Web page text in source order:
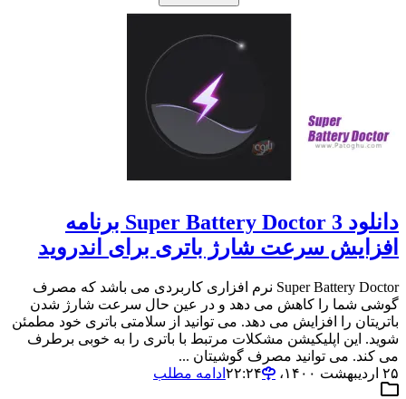
دانلود 3 Super Battery Doctor برنامه
افزایش سرعت شارژ باتری برای اندروید
Super Battery Doctor نرم افزاری کاربردی می باشد که مصرف
گوشی شما را کاهش می دهد و در عین حال سرعت شارژ شدن
باتریتان را افزایش می دهد. می توانید از سلامتی باتری خود مطمئن
شوید. این اپلیکیشن مشکلات مرتبط با باتری را به خوبی برطرف
می کند. می توانید مصرف گوشیتان ...
۲۵ اردیبهشت ۱۴۰۰،‏ ۲۲:۲۴
ادامه مطلب